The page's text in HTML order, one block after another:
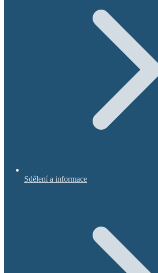
Sdělení a informace